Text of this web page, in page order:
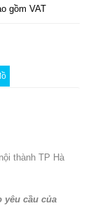
gồm VAT
thành TP Hà
yêu cầu của